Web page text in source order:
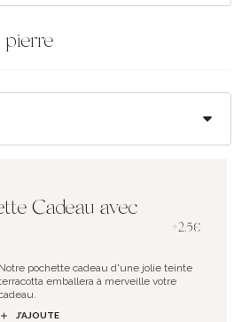
pierre
Cadeau avec
+2.5€
Notre pochette cadeau d'une jolie teinte
emballera à merveille votre
J’AJOUTE